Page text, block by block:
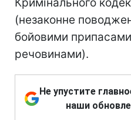
Кримінального
(незаконне
бойовими
речовинами).
Не упустите
наши